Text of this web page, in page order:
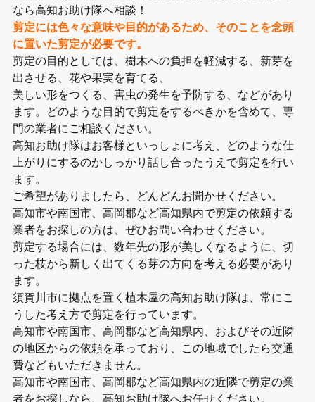
なら高知お助け隊へ相談！
剪定には色々な意味や目的があるため、そのことを念頭
に置いた剪定が必要です。
剪定の目的としては、樹木への負担を軽減する、新芽を
出させる、花や果実を育てる、
美しい形をつくる、害虫の発生を予防する、などがあり
ます。どのような目的で剪定をするべきかを含めて、専
門の業者にご相談ください。
高知お助け隊はお客様といっしょに考え、どのような仕
上がりにするのかしっかり話し合ったうえで剪定を行い
ます。
ご希望がありましたら、どんどんお聞かせください。
高知市や南国市、高岡郡など高知県内で剪定の依頼する
業者をお探しの方は、ぜひお問い合わせください。
剪定する場合には、数年先の形が美しくなるように、切
った枝から新しく出てくる芽の方向を考える必要があり
ます。
須賀川市に拠点を置く植木屋の高知お助け隊は、常にこ
うした考え方で剪定を行っています。
高知市や南国市、高岡郡など高知県内、およびその近隣
の地区からの依頼を承っており、この地域でしたら交通
費などもいただきません。
高知市や南国市、高岡郡など高知県内の近隣で剪定の業
者をお探しなら、高知お助け隊へお任せください。